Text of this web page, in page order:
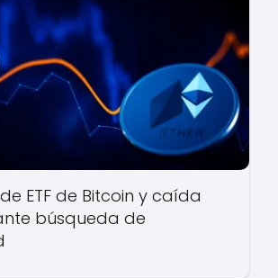
ETF de Bitcoin y caída
búsqueda de